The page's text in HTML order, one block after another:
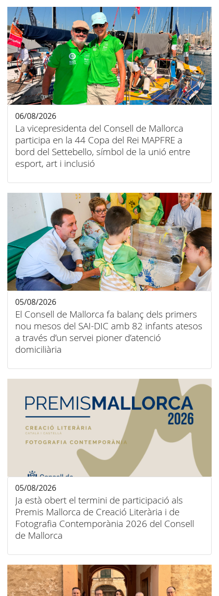
La vicepresidenta del Consell de Mallorca
participa en la 44 Copa del Rei MAPFRE a
bord del Settebello, símbol de la unió entre
esport, art i inclusió
06/08/2026
El Consell de Mallorca fa balanç dels primers
nou mesos del SAI-DIC amb 82 infants atesos
a través d’un servei pioner d’atenció
domiciliària
05/08/2026
Ja està obert el termini de participació als
Premis Mallorca de Creació Literària i de
Fotografia Contemporània 2026 del Consell
de Mallorca
05/08/2026